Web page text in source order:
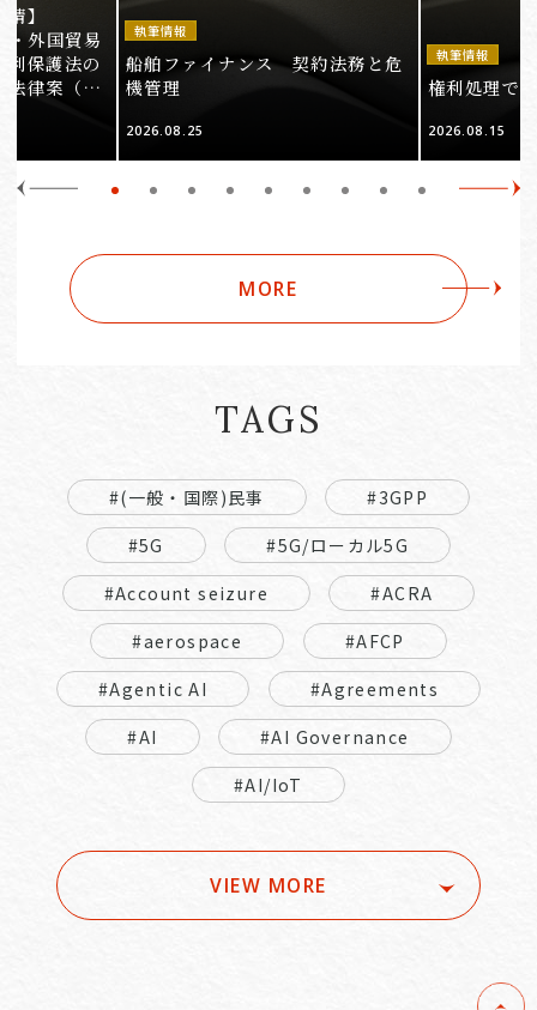
】
外国貿易
利保護法の
法律案（そ
執筆情報
船舶ファイナンス 契約法務と危
機管理
2026.08.25
執筆情報
権利処理で
2026.08.15
MORE
TAGS
#(一般・国際)民事
#3GPP
#5G
#5G/ローカル5G
#Account seizure
#ACRA
#aerospace
#AFCP
#Agentic AI
#Agreements
#AI
#AI Governance
#AI/IoT
VIEW MORE